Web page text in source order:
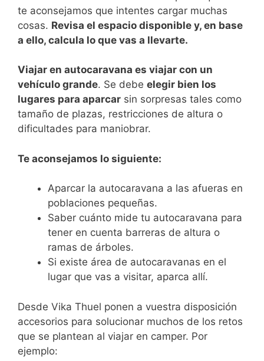
te aconsejamos que intentes cargar muchas
cosas. Revisa el espacio disponible y, en base
a ello, calcula lo que vas a llevarte.
Viajar en autocaravana es viajar con un
vehículo grande. Se debe elegir bien los
lugares para aparcar sin sorpresas tales como
tamaño de plazas, restricciones de altura o
dificultades para maniobrar.
Te aconsejamos lo siguiente:
Aparcar la autocaravana a las afueras en
poblaciones pequeñas.
Saber cuánto mide tu autocaravana para
tener en cuenta barreras de altura o
ramas de árboles.
Si existe área de autocaravanas en el
lugar que vas a visitar, aparca allí.
Desde Vika Thuel ponen a vuestra disposición
accesorios para solucionar muchos de los retos
que se plantean al viajar en camper. Por
ejemplo: